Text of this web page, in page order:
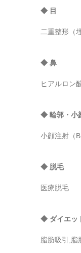
◆ 目
二重整形（
◆ 鼻
ヒアルロン
◆ 輪郭・小
小顔注射（
◆ 脱毛
医療脱毛
◆ ダイエッ
脂肪吸引,脂